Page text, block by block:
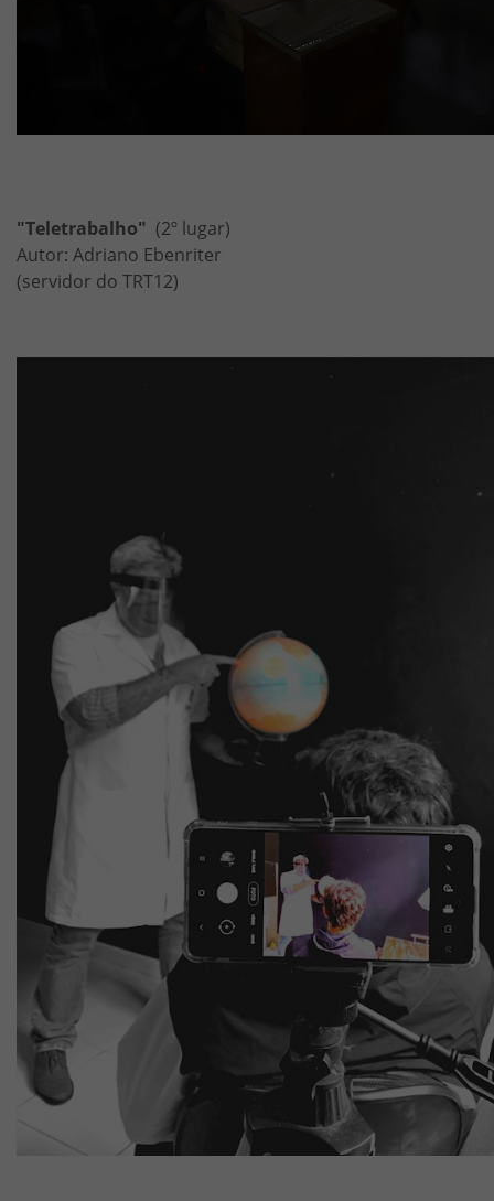
"Teletrabalho" (2º lugar)
Autor: Adriano Ebenriter
(servidor do TRT12)